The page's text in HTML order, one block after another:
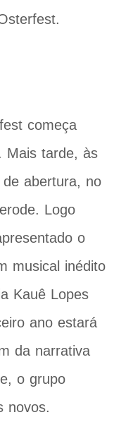
começa
Mais tarde, às
abertura, no
Logo
o
musical inédito
Kauê Lopes
ano estará
da narrativa
o grupo
novos.